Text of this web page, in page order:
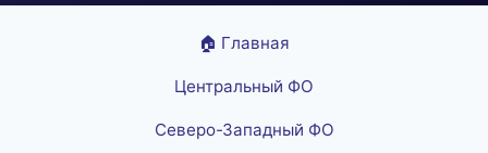
🏠 Главная
Центральный ФО
Северо-Западный ФО